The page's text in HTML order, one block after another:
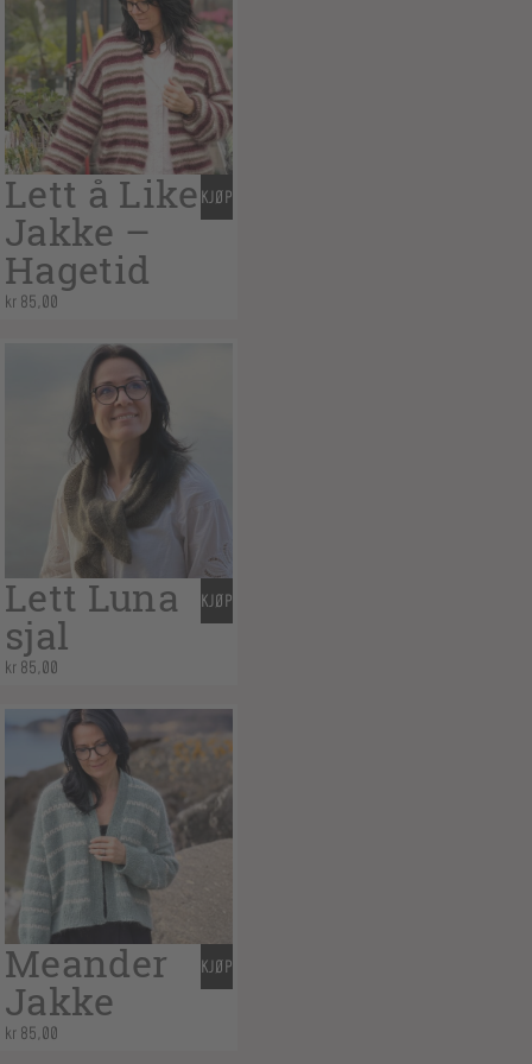
Lett å Like
Jakke –
Hagetid
kr 85,00
KJØP
Lett Luna
sjal
kr 85,00
KJØP
Meander
Jakke
kr 85,00
KJØP